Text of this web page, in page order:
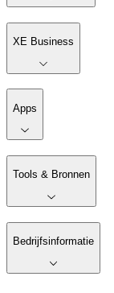
XE Business
Apps
Tools & Bronnen
Bedrijfsinformatie